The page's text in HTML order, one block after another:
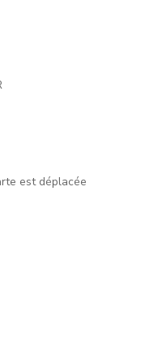
est déplacée